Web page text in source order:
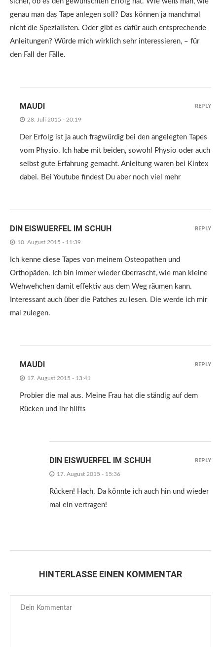
genau man das Tape anlegen soll? Das können ja manchmal
nicht die Spezialisten. Oder gibt es dafür auch entsprechende
Anleitungen? Würde mich wirklich sehr interessieren, – für
den Fall der Fälle.
MAUDI
28. Juli 2015 - 20:19
Der Erfolg ist ja auch fragwürdig bei den angelegten Tapes
vom Physio. Ich habe mit beiden, sowohl Physio oder auch
selbst gute Erfahrung gemacht. Anleitung waren bei Kintex
dabei. Bei Youtube findest Du aber noch viel mehr
REPLY
DIN EISWUERFEL IM SCHUH
10. August 2015 - 11:39
Ich kenne diese Tapes von meinem Osteopathen und
Orthopäden. Ich bin immer wieder überrascht, wie man kleine
Wehwehchen damit effektiv aus dem Weg räumen kann.
Interessant auch über die Patches zu lesen. Die werde ich mir
mal zulegen.
REPLY
MAUDI
17. August 2015 - 13:41
Probier die mal aus. Meine Frau hat die ständig auf dem
Rücken und ihr hilfts
REPLY
DIN EISWUERFEL IM SCHUH
17. August 2015 - 15:36
Rücken! Hach. Da könnte ich auch hin und wieder
mal ein vertragen!
REPLY
HINTERLASSE EINEN KOMMENTAR